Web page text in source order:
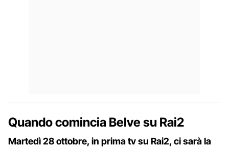
Quando comincia Belve su Rai2
Martedì 28 ottobre, in prima tv su Rai2, ci sarà la